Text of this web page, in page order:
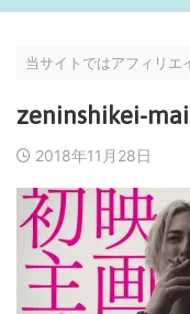
当サイトではアフィリエ
zeninshikei-
2018年11月28日